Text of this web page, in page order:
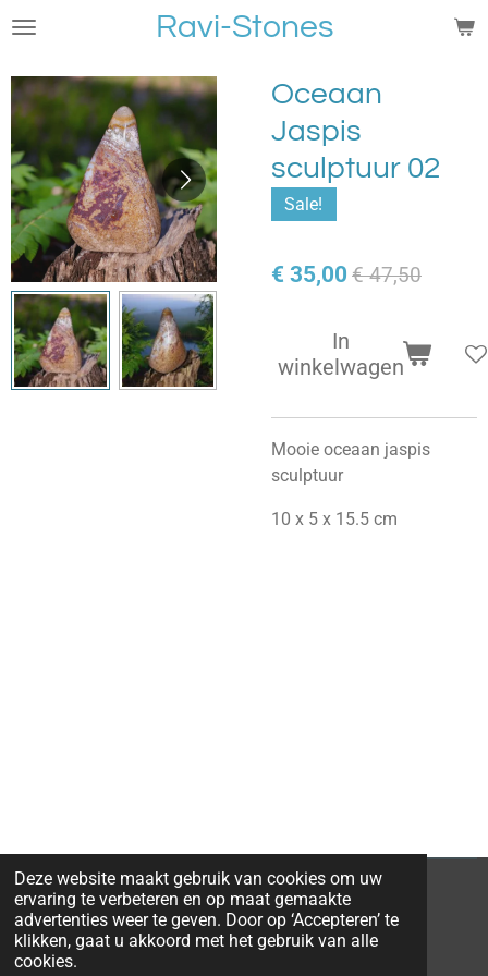
Deze website maakt gebruik van cookies om uw
ervaring te verbeteren en op maat gemaakte
advertenties weer te geven. Door op ‘Accepteren’ te
klikken, gaat u akkoord met het gebruik van alle
cookies.
Ga
naar
de
hoofdinhoud
Ravi-Stones
Oceaan
Jaspis
sculptuur 02
Sale!
€ 35,00 € 47,50
In
winkelwagen
Mooie oceaan jaspis
sculptuur
10 x 5 x 15.5 cm
© 2026 Ravi-Stones